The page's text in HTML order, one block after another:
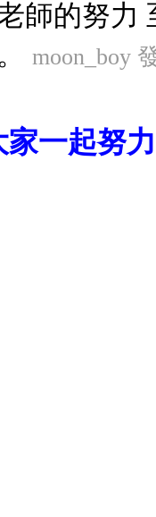
師的努力
moon_boy
家一起努